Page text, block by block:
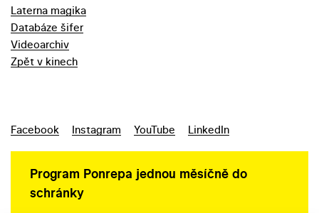
Laterna magika
Databáze šifer
Videoarchiv
Zpět v kinech
Facebook Instagram YouTube LinkedIn
Program Ponrepa jednou měsíčně do
schránky